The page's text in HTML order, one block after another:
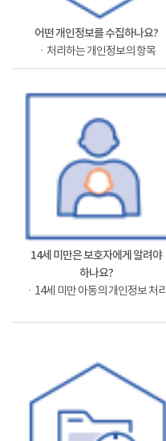
어떤 개인정보를 수집하나요?
ㆍ처리하는 개인정보의 항목
14세 미만은 보호자에게 알려야
하나요?
ㆍ14세 미만 아동의 개인정보 처리